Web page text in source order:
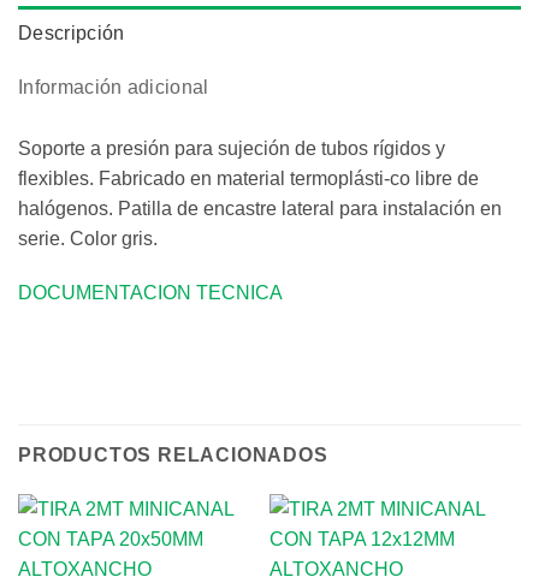
Descripción
Información adicional
Soporte a presión para sujeción de tubos rígidos y
flexibles. Fabricado en material termoplásti-co libre de
halógenos. Patilla de encastre lateral para instalación en
serie. Color gris.
DOCUMENTACION TECNICA
PRODUCTOS RELACIONADOS